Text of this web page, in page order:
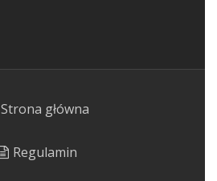
Strona główna
Regulamin